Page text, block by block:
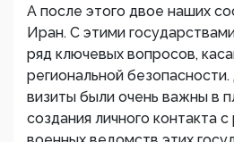
А после этого двое наших
Иран. С этими
ряд ключевых вопросов,
региональной
визиты были очень важны в
создания личного контакта